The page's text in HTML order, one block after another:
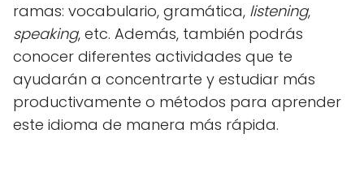
ramas: vocabulario, gramática, listening,
speaking, etc. Además, también podrás
conocer diferentes actividades que te
ayudarán a concentrarte y estudiar más
productivamente o métodos para aprender
este idioma de manera más rápida.